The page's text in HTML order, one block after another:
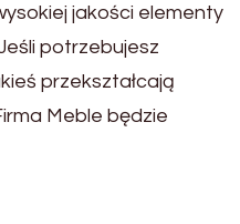
jakości elementy
potrzebujesz
przekształcają
Meble będzie